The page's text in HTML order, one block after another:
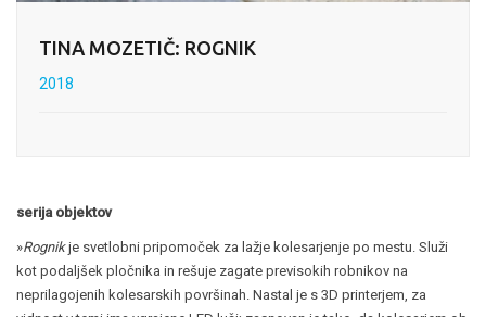
TINA MOZETIČ: ROGNIK
2018
serija objektov
»Rognikje svetlobni pripomoček za lažje kolesarjenje po mestu. Služi
kot podaljšek pločnika in rešuje zagate previsokih robnikov na
neprilagojenih kolesarskih površinah. Nastal je s 3D printerjem, za